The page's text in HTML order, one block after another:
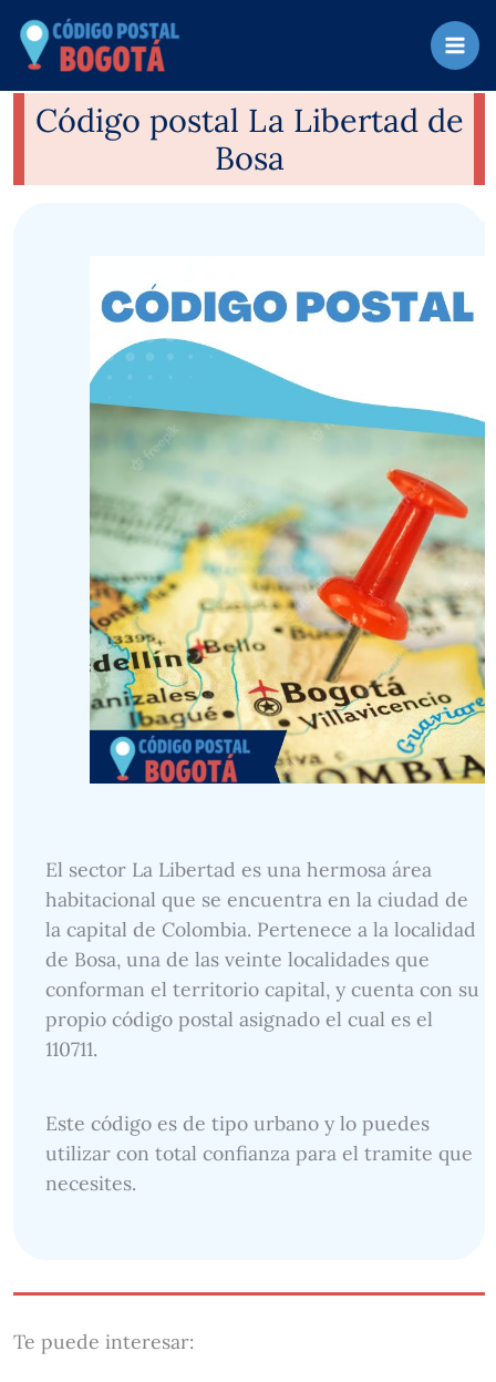
contenido
Código postal La Libertad de
Bosa
El sector La Libertad es una hermosa área
habitacional que se encuentra en la ciudad de
la capital de Colombia. Pertenece a la localidad
de Bosa, una de las veinte localidades que
conforman el territorio capital, y cuenta con su
propio código postal asignado el cual es el
110711.
Este código es de tipo urbano y lo puedes
utilizar con total confianza para el tramite que
necesites.
Te puede interesar: